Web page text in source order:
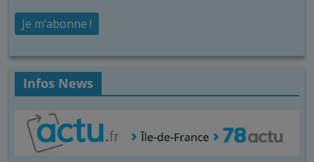
Infos News